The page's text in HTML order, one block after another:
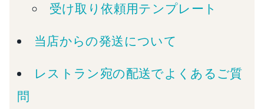
受け取り依頼用テンプレート
当店からの発送について
レストラン宛の配送でよくあるご質
問